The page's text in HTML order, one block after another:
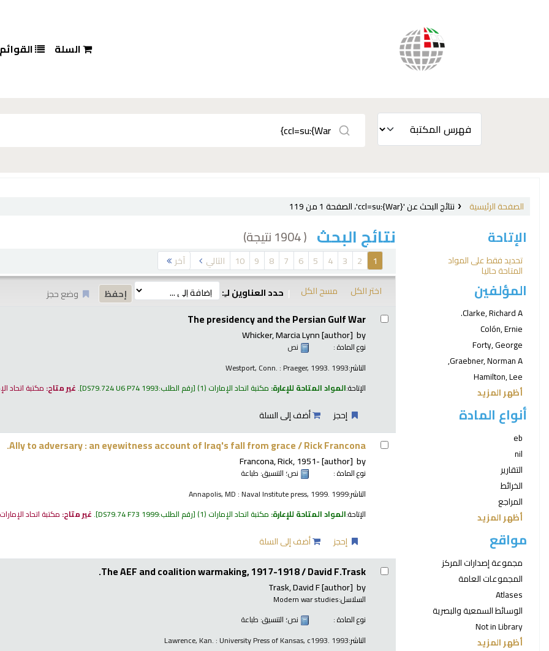
السلة القوائم
الصفحة الرئيسية نتائج البحث عن 'ccl=su:{War}'، الصفحة 1 من 119
الإتاحة
تحديد فقط على المواد
المتاحة حاليا
المؤلفين
Clarke, Richard A.
Colón, Ernie
Forty, George
Graebner, Norman A,
Hamilton, Lee
أظهر المزيد
أنواع المادة
eb
nil
التقارير
الخرائط
المراجع
أظهر المزيد
مواقع
مجموعة إصدارات المركز
المجموعات العامة
Atlases
الوسائط السمعية والبصرية
Not in Library
أظهر المزيد
نتائج البحث ( 1904 نتيجة)
فرز 1
2
3
4
5
6
7
8
9
10 التالي آخر
اختر الكل مسح الكل حدد العناوين لـِ: وضع حجز
نتائج The presidency and the Persian Gulf War
by
Whicker, Marcia Lynn[author]
نوع المادة :
نص
الناشر:Westport, Conn. : Praeger, 1993. 1993
الإتاحة:المواد المتاحة للإعارة: مكتبة اتحاد الإمارات (1) رقم الطلب:DS79.724 U6 P74 1993
.غير متاح: مكتبة اتحاد
إحجز أضف إلى السلة
Ally to adversary : an eyewitness account of Iraq's fall from grace /Rick Francona.
by
Francona, Rick, 1951-[author]
نوع المادة : نص؛ التنسيق: طباعة
الناشر:Annapolis, MD : Naval Institute press, 1999. 1999
الإتاحة:المواد المتاحة للإعارة: مكتبة اتحاد الإمارات (1) رقم الطلب:DS79.74 F73 1999
.غير متاح: مكتبة اتحاد
إحجز أضف إلى السلة
The AEF and coalition warmaking, 1917-1918 /David F.Trask.
by
Trask, David F[author]
السلاسل:Modern war studies
نوع المادة :
نص؛ التنسيق: طباعة
الناشر:Lawrence, Kan. : University Press of Kansas, c1993. 1993